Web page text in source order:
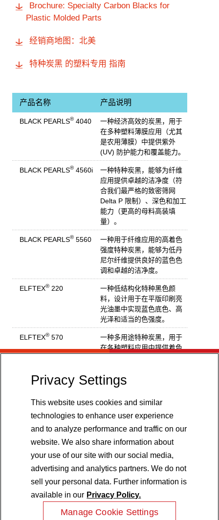
Brochure: Specialty Carbon Blacks for
Plastic Molded Parts
经销商地图：北美
特种炭黑 的塑料专用 指南
产品名称 产品说明
BLACK PEARLS® 4040
一种经济高效的炭黑，用于
在多种塑料薄膜应用（尤其
是农用薄膜）中提供紫外
(UV) 防护能力和覆盖能力。
BLACK PEARLS® 4560i
一种特种炭黑，能够为纤维
应用提供卓越的洁净度（符
合我们最严格的致密筛网
Delta P 限制）、深色和加工
能力（更高的母料高装填
量）。
BLACK PEARLS® 5560
一种用于纤维应用的高着色
强度特种炭黑，能够为低丹
尼尔纤维提供良好的蓝色色
调和卓越的洁净度。
ELFTEX® 220
一种低结构化特种黑色颜
料，设计用于在平版印刷亮
光油墨中实现蓝色底色、高
光泽和适当的色强度。
ELFTEX® 570
一种多用途特种炭黑，用于
在各种塑料应用中提供着色
ELFTEX® P100
一种设计用于压力管应用的
特种炭黑，能够提供卓越的
水平，从而能够创造卓越的
管道性能。这种特种炭黑具
有极低的混料吸湿 (CMA) 特
征，易于加工。
ELFTEX®TP
一种行业标准特种炭黑，适
于塑料应用（例如压力管、
紫外 (UV) 防护。
VULCAN®9A32
一种行业标准特种炭黑，适
于塑料应用（例如电缆护套
Privacy Settings
This website uses cookies and similar
technologies to enhance user experience
and to analyze performance and traffic on our
website. We also share information about
your use of our site with our social media,
advertising and analytics partners. We do not
sell your personal data. Further information is
available in our Privacy Policy.
Manage Cookie Settings